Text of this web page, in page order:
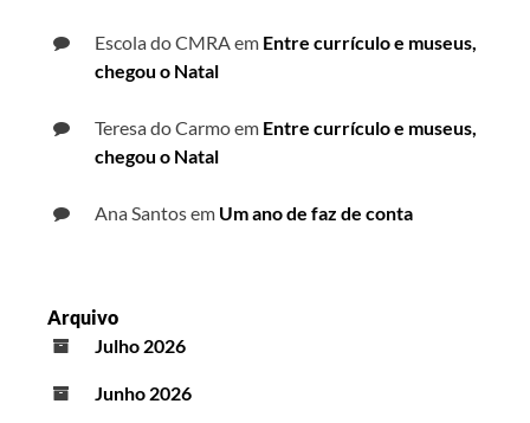
Escola do CMRA em Entre currículo e museus,
chegou o Natal
Teresa do Carmoem Entre currículo e museus,
chegou o Natal
Ana Santosem Um ano de faz de conta
Arquivo
Julho 2026
Junho 2026